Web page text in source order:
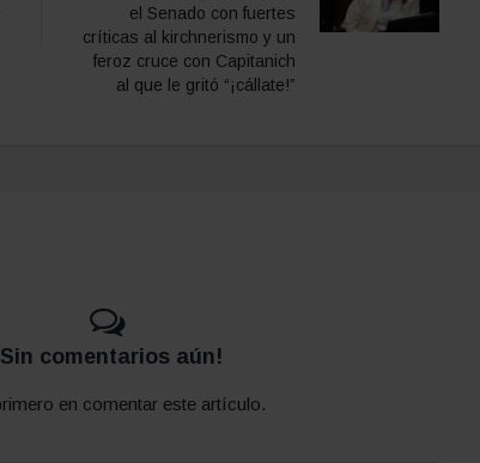
el Senado con fuertes
críticas al kirchnerismo y un
feroz cruce con Capitanich
al que le gritó “¡cállate!”
comentarios aún!
en comentar este artículo.